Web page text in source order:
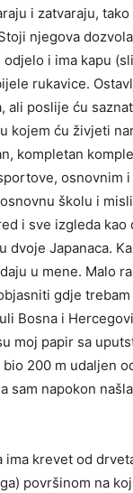
i zatvaraju,
njegova
i ima kapu
rukavice.
ali poslije ću
kojem ću živjeti
kompletan
osnovnim
školu i
i sve izgleda kao
dvoje Japanaca.
u mene. Malo
gdje
Bosna i
moj papir sa
200 m udaljen
sam napokon
ima krevet od
površinom na